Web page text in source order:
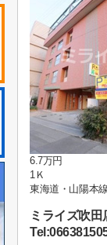
6.7万円
1Ｋ
東海道・山陽本
ミライズ吹田